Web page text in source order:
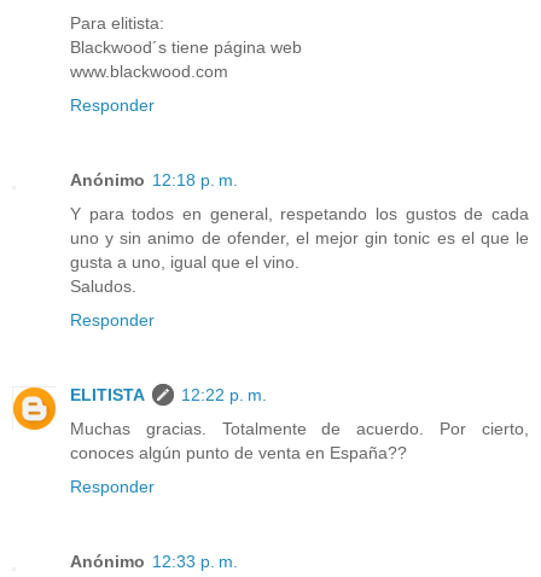
Para elitista:
Blackwood´s tiene página web
www.blackwood.com
Responder
Anónimo 12:18 p. m.
Y para todos en general, respetando los gustos de cada
uno y sin animo de ofender, el mejor gin tonic es el que le
gusta a uno, igual que el vino.
Saludos.
Responder
ELITISTA
12:22 p. m.
Muchas gracias. Totalmente de acuerdo. Por cierto,
conoces algún punto de venta en España??
Responder
Anónimo 12:33 p. m.